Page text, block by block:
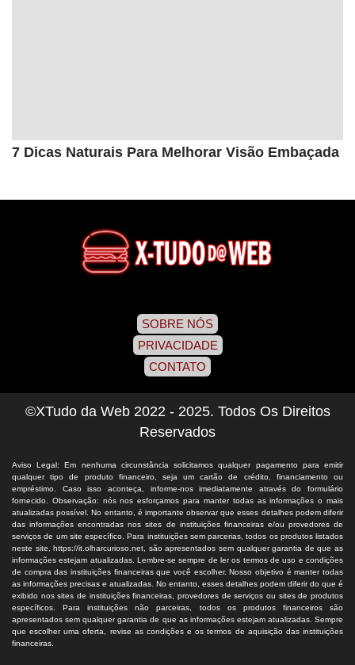
7 Dicas Naturais Para Melhorar Visão Embaçada
SOBRE NÓS
PRIVACIDADE
CONTATO
©XTudo da Web 2022 - 2025. Todos Os Direitos
Reservados
Aviso Legal: Em nenhuma circunstância solicitamos qualquer pagamento para emitir
qualquer tipo de produto financeiro, seja um cartão de crédito, financiamento ou
empréstimo. Caso isso aconteça, informe-nos imediatamente através do formulário
fornecido. Observação: nós nos esforçamos para manter todas as informações o mais
atualizadas possível. No entanto, é importante observar que esses detalhes podem diferir
das informações encontradas nos sites de instituições financeiras e/ou provedores de
serviços de um site específico. Para instituições sem parcerias, todos os produtos listados
neste site, https://it.olharcurioso.net, são apresentados sem qualquer garantia de que as
informações estejam atualizadas. Lembre-se sempre de ler os termos de uso e condições
de compra das instituições financeiras que você escolher. Nosso objetivo é manter todas
as informações precisas e atualizadas. No entanto, esses detalhes podem diferir do que é
exibido nos sites de instituições financeiras, provedores de serviços ou sites de produtos
específicos. Para instituições não parceiras, todos os produtos financeiros são
apresentados sem qualquer garantia de que as informações estejam atualizadas. Sempre
que escolher uma oferta, revise as condições e os termos de aquisição das instituições
financeiras.